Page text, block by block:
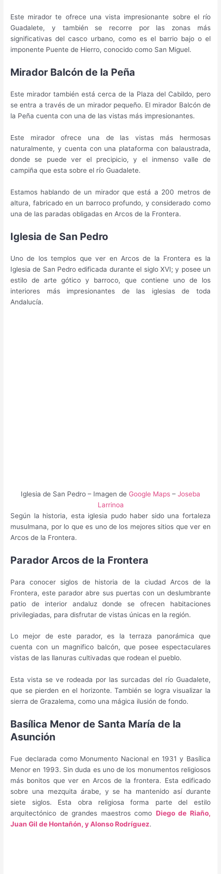
Este mirador te ofrece una vista impresionante sobre el río
Guadalete, y también se recorre por las zonas más
significativas del casco urbano, como es el barrio bajo o el
imponente Puente de Hierro, conocido como San Miguel.
Mirador Balcón de la Peña
Este mirador también está cerca de la Plaza del Cabildo, pero
se entra a través de un mirador pequeño. El mirador Balcón de
la Peña cuenta con una de las vistas más impresionantes.
Este mirador ofrece una de las vistas más hermosas
naturalmente, y cuenta con una plataforma con balaustrada,
donde se puede ver el precipicio, y el inmenso valle de
campiña que esta sobre el río Guadalete.
Estamos hablando de un mirador que está a 200 metros de
altura, fabricado en un barroco profundo, y considerado como
una de las paradas obligadas en Arcos de la Frontera.
Iglesia de San Pedro
Uno de los templos que ver en Arcos de la Frontera es la
Iglesia de San Pedro edificada durante el siglo XVI; y posee un
estilo de arte gótico y barroco, que contiene uno de los
interiores más impresionantes de las iglesias de toda
Andalucía.
Iglesia de San Pedro – Imagen de Google Maps – Joseba
Larrinoa
Según la historia, esta iglesia pudo haber sido una fortaleza
musulmana, por lo que es uno de los mejores sitios que ver en
Arcos de la Frontera.
Parador Arcos de la Frontera
Para conocer siglos de historia de la ciudad Arcos de la
Frontera, este parador abre sus puertas con un deslumbrante
patio de interior andaluz donde se ofrecen habitaciones
privilegiadas, para disfrutar de vistas únicas en la región.
Lo mejor de este parador, es la terraza panorámica que
cuenta con un magnifico balcón, que posee espectaculares
vistas de las llanuras cultivadas que rodean el pueblo.
Esta vista se ve rodeada por las surcadas del río Guadalete,
que se pierden en el horizonte. También se logra visualizar la
sierra de Grazalema, como una mágica ilusión de fondo.
Basílica Menor de Santa María de la
Asunción
Fue declarada como Monumento Nacional en 1931 y Basílica
Menor en 1993. Sin duda es uno de los monumentos religiosos
más bonitos que ver en Arcos de la frontera. Esta edificado
sobre una mezquita árabe, y se ha mantenido así durante
siete siglos. Esta obra religiosa forma parte del estilo
arquitectónico de grandes maestros como Diego de Riaño,
Juan Gil de Hontañón, y Alonso Rodríguez.